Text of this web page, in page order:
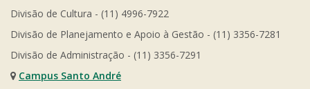
Divisão de Cultura - (11) 4996-7922
Divisão de Planejamento e Apoio à Gestão - (11) 3356-7281
Divisão de Administração - (11) 3356-7291
Campus Santo André